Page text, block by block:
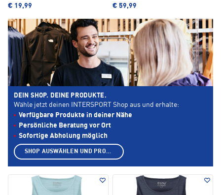
€ 19,99 € 59,99
DEIN SHOP. DEINE PRODUKTE.
Wähle jetzt deinen INTERSPORT Shop aus und erhalte:
Verfügbare Produkte in deiner Nähe
Persönliche Beratung vor Ort
Sofortige Abholung möglich
SHOP AUSWÄHLEN UND PRODUKTE ANZEIGEN